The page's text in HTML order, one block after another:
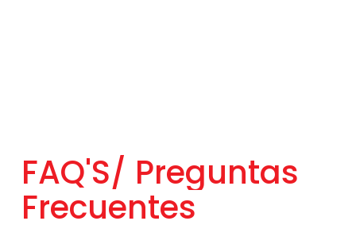
FAQ'S/ Preguntas
Frecuentes